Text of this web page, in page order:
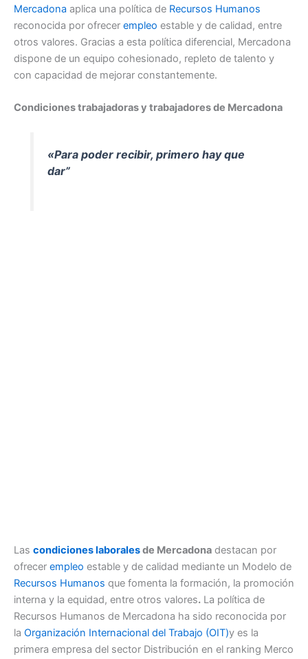
Mercadona aplica una política de Recursos Humanos
reconocida por ofrecer empleo estable y de calidad, entre
otros valores. Gracias a esta política diferencial, Mercadona
dispone de un equipo cohesionado, repleto de talento y
con capacidad de mejorar constantemente.
Condiciones trabajadoras y trabajadores de Mercadona
«Para poder recibir, primero hay que
dar”
Las condiciones laboralesde Mercadona destacan por
ofrecer empleo estable y de calidad mediante un Modelo de
Recursos Humanos que fomenta la formación, la promoción
interna y la equidad, entre otros valores. La política de
Recursos Humanos de Mercadona ha sido reconocida por
la Organización Internacional del Trabajo (OIT)y es la
primera empresa del sector Distribución en el ranking Merco